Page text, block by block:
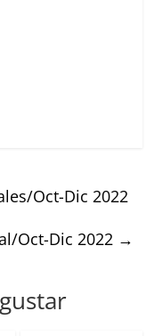
Oct-Dic 2022
Oct-Dic 2022 →